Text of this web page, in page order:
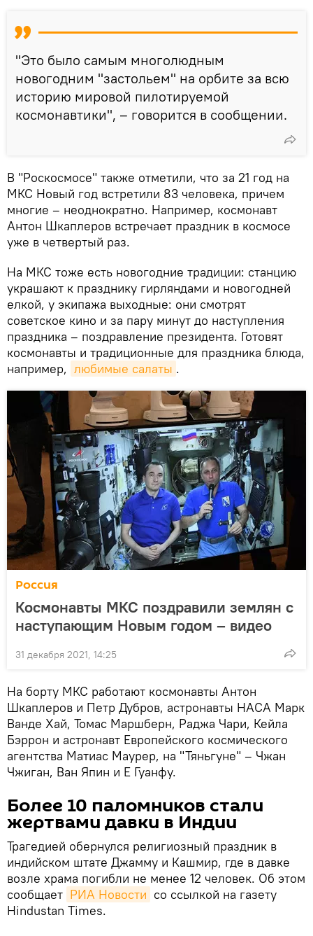
"Это было самым многолюдным
новогодним "застольем" на орбите за всю
историю мировой пилотируемой
космонавтики", – говорится в сообщении.
В "Роскосмосе" также отметили, что за 21 год на
МКС Новый год встретили 83 человека, причем
многие – неоднократно. Например, космонавт
Антон Шкаплеров встречает праздник в космосе
уже в четвертый раз.
На МКС тоже есть новогодние традиции: станцию
украшают к празднику гирляндами и новогодней
елкой, у экипажа выходные: они смотрят
советское кино и за пару минут до наступления
праздника – поздравление президента. Готовят
космонавты и традиционные для праздника блюда,
например, любимые салаты .
Россия
Космонавты МКС поздравили землян с
наступающим Новым годом – видео
31 декабря 2021, 14:25
На борту МКС работают космонавты Антон
Шкаплеров и Петр Дубров, астронавты НАСА Марк
Ванде Хай, Томас Маршберн, Раджа Чари, Кейла
Бэррон и астронавт Европейского космического
агентства Матиас Маурер, на "Тяньгуне" – Чжан
Чжиган, Ван Япин и Е Гуанфу.
Более 10 паломников стали
жертвами давки в Индии
Трагедией обернулся религиозный праздник в
индийском штате Джамму и Кашмир, где в давке
возле храма погибли не менее 12 человек. Об этом
сообщает РИА Новости со ссылкой на газету
Hindustan Times.